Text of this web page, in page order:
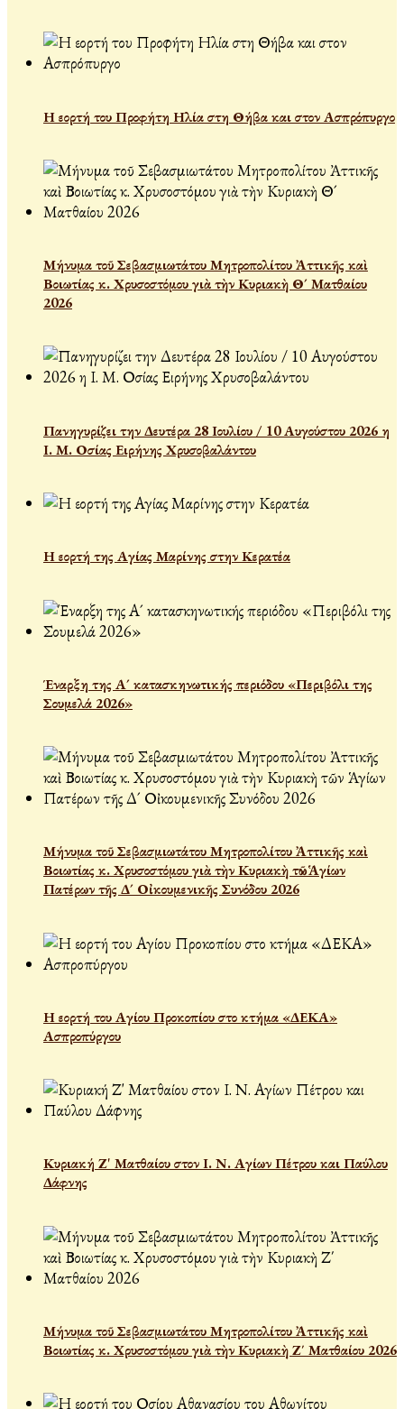
Η εορτή του Προφήτη Ηλία στη Θήβα και στον Ασπρόπυργο
Μήνυμα τοῦ Σεβασμιωτάτου Μητροπολίτου Ἀττικῆς καὶ
Βοιωτίας κ. Χρυσοστόμου γιὰ τὴν Κυριακὴ Θ´ Ματθαίου
2026
Πανηγυρίζει την Δευτέρα 28 Ιουλίου / 10 Αυγούστου 2026 η
Ι. Μ. Οσίας Ειρήνης Χρυσοβαλάντου
Η εορτή της Αγίας Μαρίνης στην Κερατέα
Έναρξη της Α´ κατασκηνωτικής περιόδου «Περιβόλι της
Σουμελά 2026»
Μήνυμα τοῦ Σεβασμιωτάτου Μητροπολίτου Ἀττικῆς καὶ
Βοιωτίας κ. Χρυσοστόμου γιὰ τὴν Κυριακὴ τῶν Ἁγίων
Πατέρων τῆς Δ´ Οἰκουμενικῆς Συνόδου 2026
Η εορτή του Αγίου Προκοπίου στο κτήμα «ΔΕΚΑ»
Ασπροπύργου
Κυριακή Ζ' Ματθαίου στον Ι. Ν. Αγίων Πέτρου και Παύλου
Δάφνης
Μήνυμα τοῦ Σεβασμιωτάτου Μητροπολίτου Ἀττικῆς καὶ
Βοιωτίας κ. Χρυσοστόμου γιὰ τὴν Κυριακὴ Ζ΄ Ματθαίου 2026